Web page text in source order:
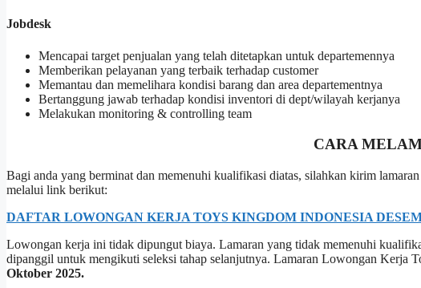
Jobdesk
Mencapai target penjualan yang telah ditetapkan untuk departemennya
Memberikan pelayanan yang terbaik terhadap customer
Memantau dan memelihara kondisi barang dan area departementnya
Bertanggung jawab terhadap kondisi inventori di dept/wilayah kerjanya
Melakukan monitoring & controlling team
CARA
Bagi anda yang berminat dan memenuhi kualifikasi diatas, silahkan kirim
melalui link berikut:
DAFTAR LOWONGAN KERJA TOYS KINGDOM INDONESIA
Lowongan kerja ini tidak dipungut biaya. Lamaran yang tidak memenuhi
dipanggil untuk mengikuti seleksi tahap selanjutnya. Lamaran Lowongan Kerja
Oktober 2025.